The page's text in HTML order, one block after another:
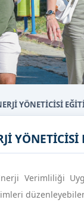
YÖNETİCİSİ
YÖNETİCİSİ
Verimliliği